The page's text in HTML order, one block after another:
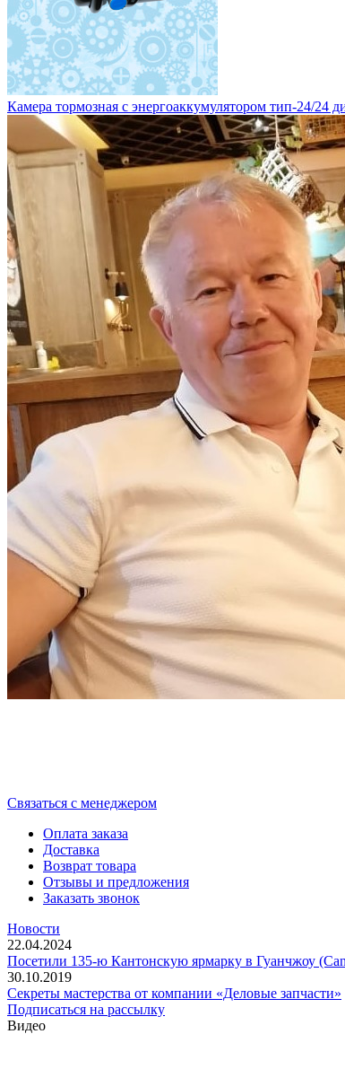
Камера тормозная с энергоаккумулятором тип-24/24
Cвязаться с менеджером
Оплата заказа
Доставка
Возврат товара
Отзывы и предложения
Заказать звонок
Новости
22.04.2024
Посетили 135-ю Кантонскую ярмарку в Гуанчжоу
30.10.2019
Секреты мастерства от компании «Деловые запчасти»
Подписаться на рассылку
Видео